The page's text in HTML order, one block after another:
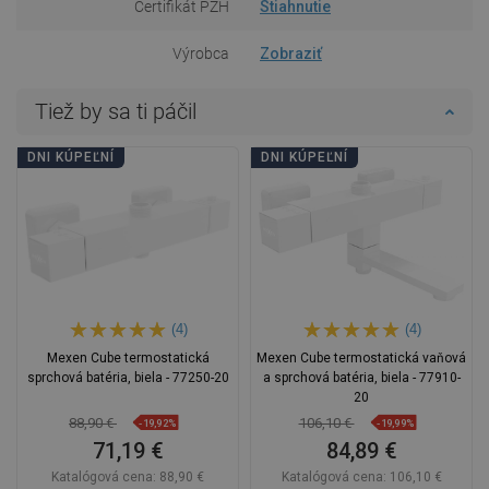
Certifikát PZH Stiahnutie
Výrobca Zobraziť
Tiež by sa ti páčil
DNI KÚPEĽNÍ
(4)
Mexen Cube termostatická
sprchová batéria, biela - 77250-20
88,90 € -19,92%
71,19 €
Katalógová cena: 88,90 €
DNI KÚPEĽNÍ
(4)
Mexen Cube termostatická vaňová
a sprchová batéria, biela - 77910-
20
106,10 € -19,99%
84,89 €
Katalógová cena: 106,10 €